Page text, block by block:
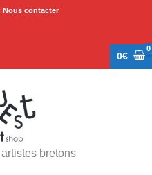
Nous contacter
0€
bretons